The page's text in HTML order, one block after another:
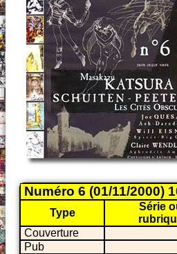
Numéro 6 (01/11/2000)
Type
Série
Couverture
Pub